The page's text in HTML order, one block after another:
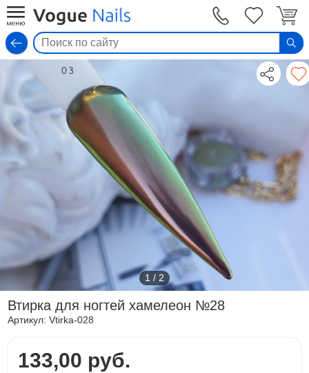
1 / 2
Втирка для ногтей хамелеон №28
Артикул:Vtirka-028
133,00 руб.